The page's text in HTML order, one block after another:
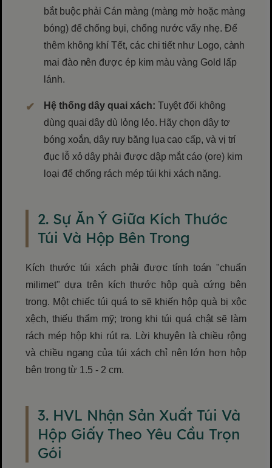
bắt buộc phải Cán màng (màng mờ hoặc màng
bóng) để chống bụi, chống nước vẩy nhẹ. Để
thêm không khí Tết, các chi tiết như Logo, cành
mai đào nên được ép kim màu vàng Gold lấp
lánh.
Hệ thống dây quai xách: Tuyệt đối không
dùng quai dây dù lỏng lẻo. Hãy chọn dây tơ
bóng xoắn, dây ruy băng lụa cao cấp, và vị trí
đục lỗ xỏ dây phải được dập mắt cáo (ore) kim
loại để chống rách mép túi khi xách nặng.
2. Sự Ăn Ý Giữa Kích Thước
Túi Và Hộp Bên Trong
Kích thước túi xách phải được tính toán "chuẩn
milimet" dựa trên kích thước hộp quà cứng bên
trong. Một chiếc túi quá to sẽ khiến hộp quà bị xộc
xệch, thiếu thẩm mỹ; trong khi túi quá chật sẽ làm
rách mép hộp khi rút ra. Lời khuyên là chiều rộng
và chiều ngang của túi xách chỉ nên lớn hơn hộp
bên trong từ 1.5 - 2 cm.
3. HVL Nhận Sản Xuất Túi Và
Hộp Giấy Theo Yêu Cầu Trọn
Gói